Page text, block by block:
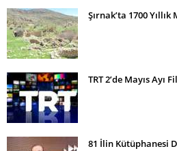
Şırnak’ta 1700
TRT 2’de Mayıs Ayı
81 İlin Kütüphanesi